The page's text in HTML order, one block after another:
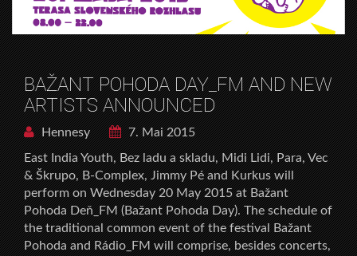
BAŽANT POHODA DAY_FM AND NEW
ARTISTS ANNOUNCED
Hennesy
7. Mai 2015
East India Youth, Bez ladu a skladu, Midi Lidi, Para, Vec
& Škrupo, B-Complex, Jimmy Pé and Kurkus will
perform on Wednesday 20 May 2015 at Bažant
Pohoda Deň_FM (Bažant Pohoda Day). The schedule of
the traditional common event of the festival Bažant
Pohoda and Rádio_FM will comprise, besides concerts,